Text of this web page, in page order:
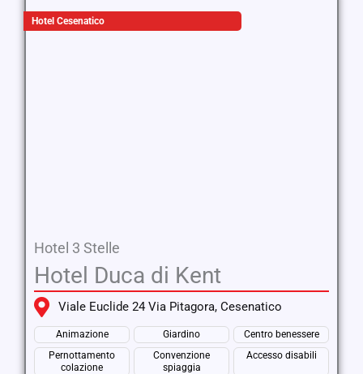
Hotel Cesenatico
Hotel 3 Stelle
Hotel Duca di Kent
Viale Euclide 24 Via Pitagora, Cesenatico
Animazione Giardino
Centro benessere
Pernottamento
colazione
Convenzione
spiaggia
Accesso disabili